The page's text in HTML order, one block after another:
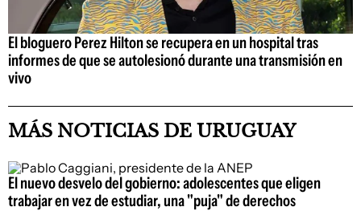
El bloguero Perez Hilton se recupera en un hospital tras
informes de que se autolesionó durante una transmisión en
vivo
MÁS NOTICIAS DE URUGUAY
El nuevo desvelo del gobierno: adolescentes que eligen
trabajar en vez de estudiar, una "puja" de derechos